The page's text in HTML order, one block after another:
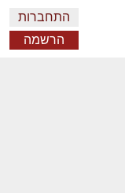
התחברות
הרשמה